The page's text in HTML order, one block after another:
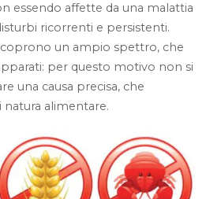
essendo affette da una malattia
ricorrenti e persistenti.
un ampio spettro, che
per questo motivo non si
una causa precisa, che
alimentare.